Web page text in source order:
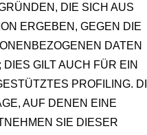
DIE SICH AUS
ERGEBEN, GEGEN DIE
DATEN
GILT AUCH FÜR EIN
PROFILING.
AUF DENEN EINE
SIE DIESER